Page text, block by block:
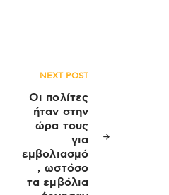
NEXT POST
Οι πολίτες
ήταν στην
ώρα τους
για
εμβολιασμό
, ωστόσο
τα εμβόλια